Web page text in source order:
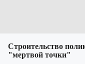
Строительство
"мертвой точки"